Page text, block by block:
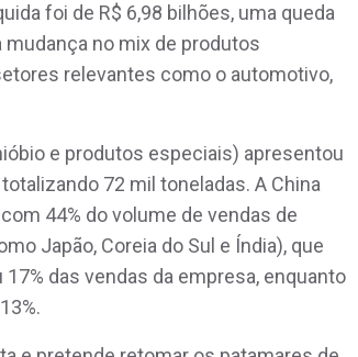
foi de R$ 6,98 bilhões, uma queda
mudança no mix de produtos
relevantes como o automotivo,
e produtos especiais) apresentou
72 mil toneladas. A China
44% do volume de vendas de
Japão, Coreia do Sul e Índia), que
das vendas da empresa, enquanto